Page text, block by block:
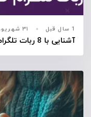
1 سال قبل ۳۱ شهریور ۱۴۰۴
آشنایی با 8 ربات تلگرام حل مسائل فیزیک